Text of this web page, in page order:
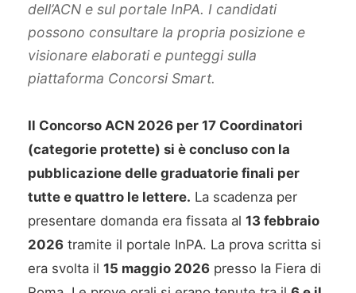
dell’ACN e sul portale InPA. I candidati
possono consultare la propria posizione e
visionare elaborati e punteggi sulla
piattaforma Concorsi Smart.
Il Concorso ACN 2026 per 17 Coordinatori
(categorie protette) si è concluso con la
pubblicazione delle graduatorie finali per
tutte e quattro le lettere. La scadenza per
presentare domanda era fissata al 13 febbraio
2026 tramite il portale InPA. La prova scritta si
era svolta il 15 maggio 2026 presso la Fiera di